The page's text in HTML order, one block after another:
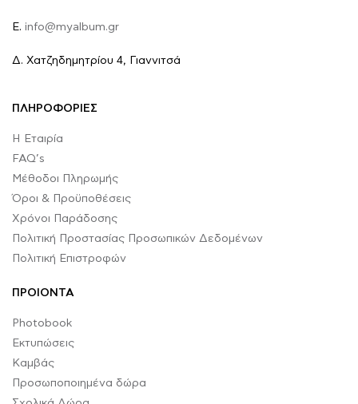
E. info@myalbum.gr
Δ. Χατζηδημητρίου 4, Γιαννιτσά
ΠΛΗΡΟΦΟΡΙΕΣ
Η Εταιρία
FAQ’s
Μέθοδοι Πληρωμής
Όροι & Προϋποθέσεις
Χρόνοι Παράδοσης
Πολιτική Προστασίας Προσωπικών Δεδομένων
Πολιτική Επιστροφών
ΠΡΟΙΟΝΤΑ
Photobook
Εκτυπώσεις
Καμβάς
Προσωποποιημένα δώρα